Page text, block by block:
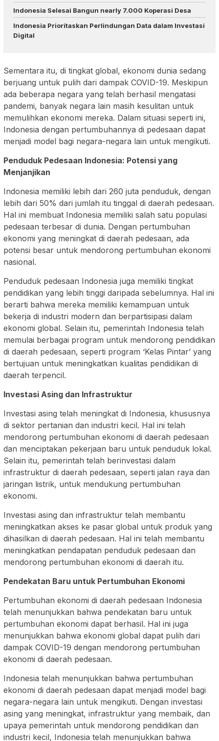
Indonesia Selesai Bangun nearly 7.000 Koperasi Desa
Indonesia Prioritaskan Perlindungan Data dalam Investasi
Digital
Sementara itu, di tingkat global, ekonomi dunia sedang
berjuang untuk pulih dari dampak COVID-19. Meskipun
ada beberapa negara yang telah berhasil mengatasi
pandemi, banyak negara lain masih kesulitan untuk
memulihkan ekonomi mereka. Dalam situasi seperti ini,
Indonesia dengan pertumbuhannya di pedesaan dapat
menjadi model bagi negara-negara lain untuk mengikuti.
Penduduk Pedesaan Indonesia: Potensi yang
Menjanjikan
Indonesia memiliki lebih dari 260 juta penduduk, dengan
lebih dari 50% dari jumlah itu tinggal di daerah pedesaan.
Hal ini membuat Indonesia memiliki salah satu populasi
pedesaan terbesar di dunia. Dengan pertumbuhan
ekonomi yang meningkat di daerah pedesaan, ada
potensi besar untuk mendorong pertumbuhan ekonomi
nasional.
Penduduk pedesaan Indonesia juga memiliki tingkat
pendidikan yang lebih tinggi daripada sebelumnya. Hal ini
berarti bahwa mereka memiliki kemampuan untuk
bekerja di industri modern dan berpartisipasi dalam
ekonomi global. Selain itu, pemerintah Indonesia telah
memulai berbagai program untuk mendorong pendidikan
di daerah pedesaan, seperti program ‘Kelas Pintar’ yang
bertujuan untuk meningkatkan kualitas pendidikan di
daerah terpencil.
Investasi Asing dan Infrastruktur
Investasi asing telah meningkat di Indonesia, khususnya
di sektor pertanian dan industri kecil. Hal ini telah
mendorong pertumbuhan ekonomi di daerah pedesaan
dan menciptakan pekerjaan baru untuk penduduk lokal.
Selain itu, pemerintah telah berinvestasi dalam
infrastruktur di daerah pedesaan, seperti jalan raya dan
jaringan listrik, untuk mendukung pertumbuhan
ekonomi.
Investasi asing dan infrastruktur telah membantu
meningkatkan akses ke pasar global untuk produk yang
dihasilkan di daerah pedesaan. Hal ini telah membantu
meningkatkan pendapatan penduduk pedesaan dan
mendorong pertumbuhan ekonomi di daerah itu.
Pendekatan Baru untuk Pertumbuhan Ekonomi
Pertumbuhan ekonomi di daerah pedesaan Indonesia
telah menunjukkan bahwa pendekatan baru untuk
pertumbuhan ekonomi dapat berhasil. Hal ini juga
menunjukkan bahwa ekonomi global dapat pulih dari
dampak COVID-19 dengan mendorong pertumbuhan
ekonomi di daerah pedesaan.
Indonesia telah menunjukkan bahwa pertumbuhan
ekonomi di daerah pedesaan dapat menjadi model bagi
negara-negara lain untuk mengikuti. Dengan investasi
asing yang meningkat, infrastruktur yang membaik, dan
upaya pemerintah untuk mendorong pendidikan dan
industri kecil, Indonesia telah menunjukkan bahwa